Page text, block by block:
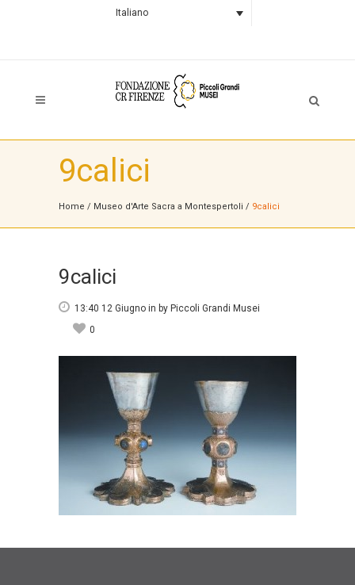
Italiano
9calici
Home / Museo d'Arte Sacra a Montespertoli / 9calici
9calici
13:40 12 Giugno in by Piccoli Grandi Musei
0